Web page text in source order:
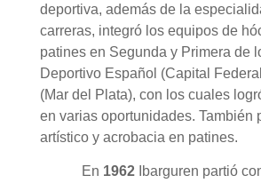
deportiva, además de la
carreras, integró los equipos de
patines en Segunda y Primera de
Deportivo Español (Capital
(Mar del Plata), con los cuales
en varias oportunidades. También
artístico y acrobacia en patines.
En 1962 Ibarguren partió